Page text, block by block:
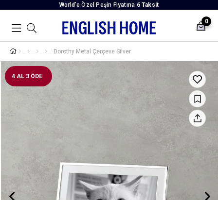
World’e Özel Peşin Fiyatına 6 Taksit
0
Dorothy Metal Çerçeve Silver
4 AL 3 ÖDE